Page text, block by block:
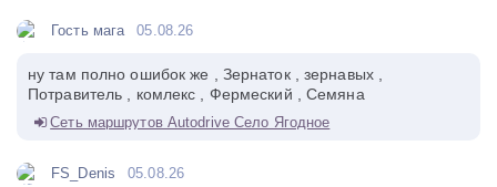
Гость мага 05.08.26
ну там полно ошибок же , Зернаток , зернавых ,
Потравитель , комлекс , Фермеский , Семяна
Сеть маршрутов Autodrive Село Ягодное
FS_Denis 05.08.26